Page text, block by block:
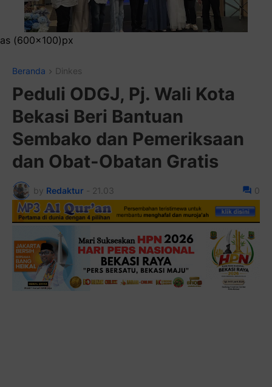
Beranda Dinkes
Peduli ODGJ, Pj. Wali Kota
Bekasi Beri Bantuan
Sembako dan Pemeriksaan
dan Obat-Obatan Gratis
by Redaktur - 21.03 0